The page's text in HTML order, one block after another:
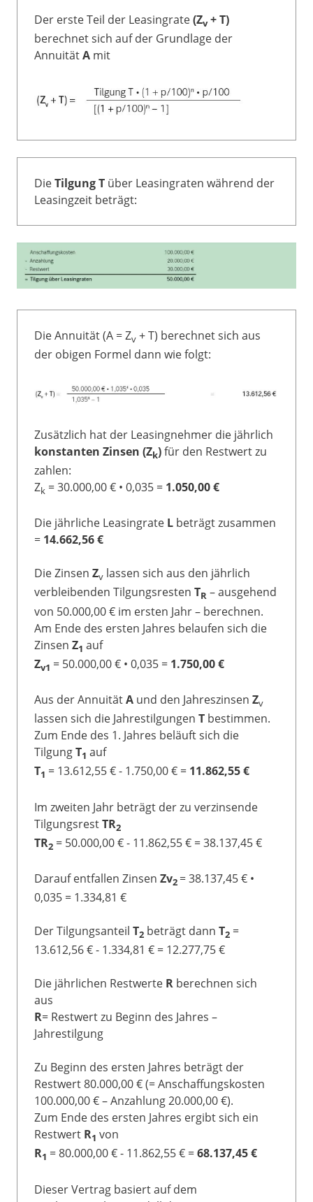
Der erste Teil der Leasingrate(Zv+ T)
berechnet sich auf der Grundlage der
AnnuitätA mit
DieTilgung T über Leasingraten während der
Leasingzeit beträgt:
Die Annuität (A = Zv + T) berechnet sich aus
der obigen Formel dann wie folgt:
Zusätzlich hat der Leasingnehmer die jährlich
konstanten Zinsen (Zk)für den Restwert zu
zahlen:
Zk = 30.000,00 € • 0,035 = 1.050,00 €
Die jährliche Leasingrate L beträgt zusammen
= 14.662,56 €
Die Zinsen Zv lassen sich aus den jährlich
verbleibenden Tilgungsresten TR – ausgehend
von 50.000,00 € im ersten Jahr – berechnen.
Am Ende des ersten Jahres belaufen sich die
Zinsen Z1 auf
Zv1 = 50.000,00 € • 0,035 = 1.750,00 €
Aus der AnnuitätA und den Jahreszinsen Zv
lassen sich die Jahrestilgungen T bestimmen.
Zum Ende des 1. Jahres beläuft sich die
TilgungT1 auf
T1 = 13.612,55 € - 1.750,00 € = 11.862,55 €
Im zweiten Jahr beträgt der zu verzinsende
TilgungsrestTR2
TR2 = 50.000,00 € - 11.862,55 € = 38.137,45 €
Darauf entfallen Zinsen Zv2 = 38.137,45 € •
0,035 = 1.334,81 €
Der Tilgungsanteil T2 beträgt dann T2 =
13.612,56 € - 1.334,81 € = 12.277,75 €
Die jährlichen Restwerte R berechnen sich
aus
R= Restwert zu Beginn des Jahres –
Jahrestilgung
Zu Beginn des ersten Jahres beträgt der
Restwert 80.000,00 € (= Anschaffungskosten
100.000,00 € – Anzahlung 20.000,00 €).
Zum Ende des ersten Jahres ergibt sich ein
Restwert R1 von
R1 = 80.000,00 € - 11.862,55 € =68.137,45 €
Dieser Vertrag basiert auf dem